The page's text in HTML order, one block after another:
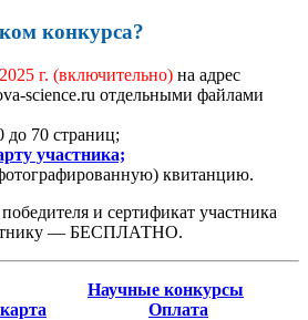
конкурса?
г. (включительно) на адрес
science.ru отдельными файлами
до 70 страниц;
участника;
квитанцию.
и сертификат участника
— БЕСПЛАТНО.
Научные конкурсы
Оплата